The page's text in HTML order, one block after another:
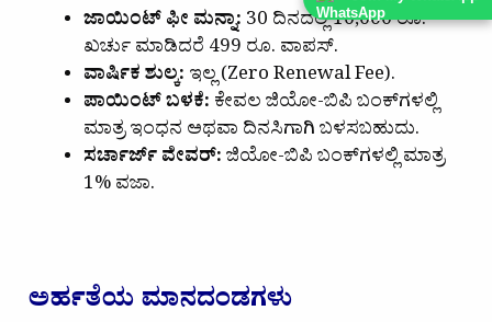
ಜಾಯಿಂಟ್ ಫೀ ಮನ್ನಾ: 30 ದಿನದಲ್ಲಿ 10,000 ರೂ.
ಖರ್ಚು ಮಾಡಿದರೆ 499 ರೂ. ವಾಪಸ್.
ವಾರ್ಷಿಕ ಶುಲ್ಕ: ಇಲ್ಲ (Zero Renewal Fee).
ಪಾಯಿಂಟ್ ಬಳಕೆ: ಕೇವಲ ಜಿಯೋ-ಬಿಪಿ ಬಂಕ್‌ಗಳಲ್ಲಿ
ಮಾತ್ರ ಇಂಧನ ಅಥವಾ ದಿನಸಿಗಾಗಿ ಬಳಸಬಹುದು.
ಸರ್ಚಾರ್ಜ್ ವೇವರ್:ಜಿಯೋ-ಬಿಪಿ ಬಂಕ್‌ಗಳಲ್ಲಿ ಮಾತ್ರ
1% ವಜಾ.
ಅರ್ಹತೆಯ ಮಾನದಂಡಗಳು